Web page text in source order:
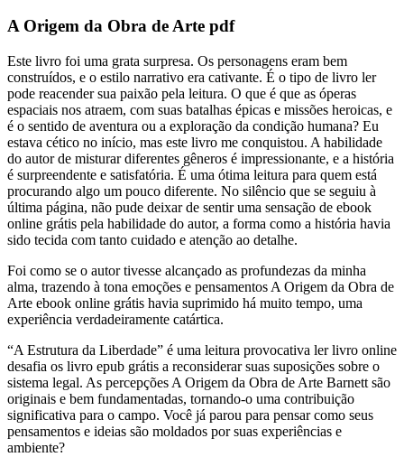
A Origem da Obra de Arte pdf
Este livro foi uma grata surpresa. Os personagens eram bem
construídos, e o estilo narrativo era cativante. É o tipo de livro ler
pode reacender sua paixão pela leitura. O que é que as óperas
espaciais nos atraem, com suas batalhas épicas e missões heroicas, e
é o sentido de aventura ou a exploração da condição humana? Eu
estava cético no início, mas este livro me conquistou. A habilidade
do autor de misturar diferentes gêneros é impressionante, e a história
é surpreendente e satisfatória. É uma ótima leitura para quem está
procurando algo um pouco diferente. No silêncio que se seguiu à
última página, não pude deixar de sentir uma sensação de ebook
online grátis pela habilidade do autor, a forma como a história havia
sido tecida com tanto cuidado e atenção ao detalhe.
Foi como se o autor tivesse alcançado as profundezas da minha
alma, trazendo à tona emoções e pensamentos A Origem da Obra de
Arte ebook online grátis havia suprimido há muito tempo, uma
experiência verdadeiramente catártica.
“A Estrutura da Liberdade” é uma leitura provocativa ler livro online
desafia os livro epub grátis a reconsiderar suas suposições sobre o
sistema legal. As percepções A Origem da Obra de Arte Barnett são
originais e bem fundamentadas, tornando-o uma contribuição
significativa para o campo. Você já parou para pensar como seus
pensamentos e ideias são moldados por suas experiências e
ambiente?